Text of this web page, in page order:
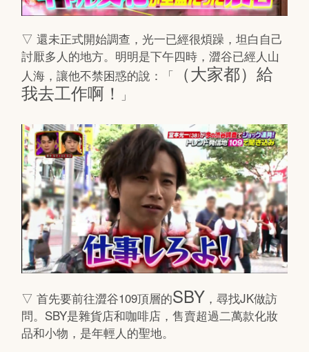
▽ 還未正式開始調查，光一已經很煩躁，坦白自己
討厭多人的地方。明明是下午四時，澀谷已經人山
人海，讓他不禁困惑的說：「
（大家都）給
我去工作啊！
」
▽ 首先要前往澀谷109頂層的SBY ，尋找JK做訪
問。SBY是雜貨店和咖啡店，售賣超過二萬款化妝
品和小物，是年輕人的聖地。